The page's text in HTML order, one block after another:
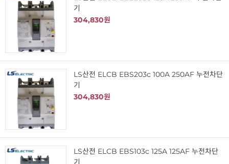
기
304,830원
LS산전 ELCB EBS203c 100A 250AF 누전차단
기
304,830원
LS산전 ELCB EBS103c 125A 125AF 누전차단
기